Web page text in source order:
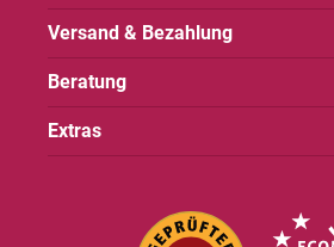
Versand & Bezahlung
Beratung
Extras